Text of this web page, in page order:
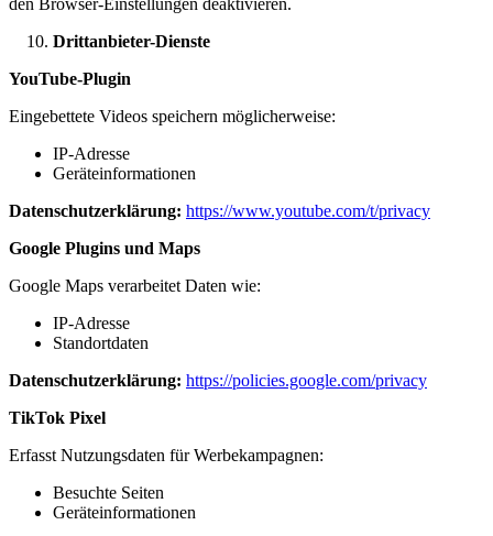
Drittanbieter-Dienste
YouTube-Plugin
Eingebettete Videos speichern möglicherweise:
IP-Adresse
Geräteinformationen
Datenschutzerklärung: https://www.youtube.com/t/privacy
Google Plugins und Maps
Google Maps verarbeitet Daten wie:
IP-Adresse
Standortdaten
Datenschutzerklärung: https://policies.google.com/privacy
TikTok Pixel
Erfasst Nutzungsdaten für Werbekampagnen:
Besuchte Seiten
Geräteinformationen